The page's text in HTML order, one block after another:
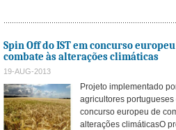
Spin Off do IST em concurso
combate às alterações climáticas
19-AUG-2013
Projeto implementado
agricultores portugueses
concurso europeu de
alterações climáticasO